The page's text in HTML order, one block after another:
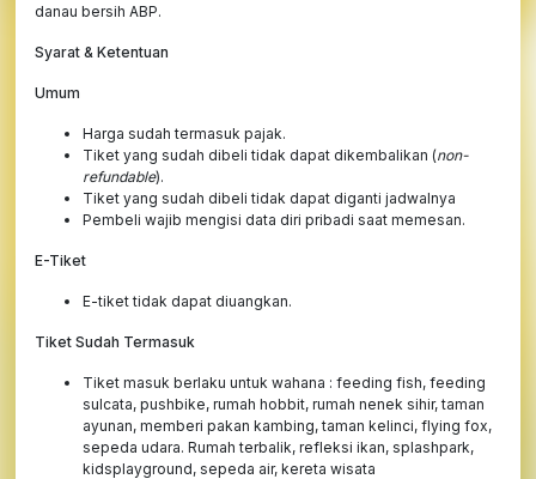
danau bersih ABP.
Syarat & Ketentuan
Umum
Harga sudah termasuk pajak.
Tiket yang sudah dibeli tidak dapat dikembalikan (non-
refundable).
Tiket yang sudah dibeli tidak dapat diganti jadwalnya
Pembeli wajib mengisi data diri pribadi saat memesan.
E-Tiket
E-tiket tidak dapat diuangkan.
Tiket Sudah Termasuk
Tiket masuk berlaku untuk wahana : feeding fish, feeding
sulcata, pushbike, rumah hobbit, rumah nenek sihir, taman
ayunan, memberi pakan kambing, taman kelinci, flying fox,
sepeda udara. Rumah terbalik, refleksi ikan, splashpark,
kidsplayground, sepeda air, kereta wisata